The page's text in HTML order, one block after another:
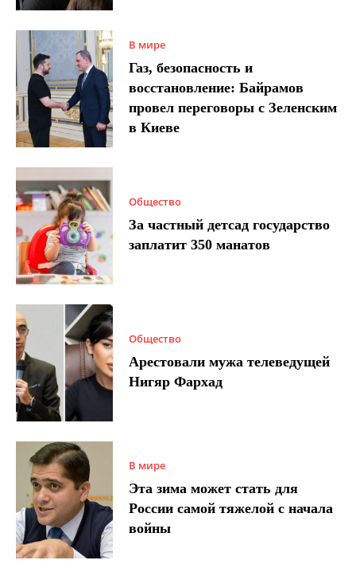
В мире
Газ, безопасность и
восстановление: Байрамов
провел переговоры с Зеленским
в Киеве
Общество
За частный детсад государство
заплатит 350 манатов
Общество
Арестовали мужа телеведущей
Нигяр Фархад
В мире
Эта зима может стать для
России самой тяжелой с начала
войны